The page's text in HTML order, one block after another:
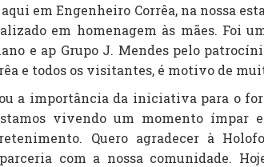
em Engenheiro Corrêa, na nossa
em homenagem às mães. Foi
e ap Grupo J. Mendes pelo
e todos os visitantes, é motivo de
a importância da iniciativa para o
vivendo um momento ímpar
Quero agradecer à
com a nossa comunidade.